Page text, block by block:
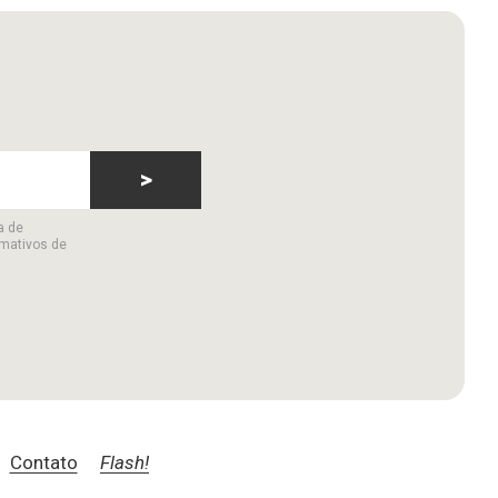
de
de
>
Contato Flash!